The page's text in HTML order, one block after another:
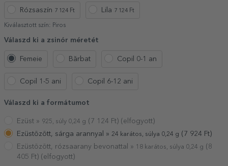
Rózsaszín 7 124 Ft Lila 7 124 Ft
Kiválasztott szín: Piros
Válaszd ki a zsinór méretét
Femeie Bărbat Copil 0-1 an
Copil 1-5 ani Copil 6-12 ani
Válaszd ki a formátumot
Ezüst » 925, súly 0,24 g ( 7 124 Ft) (elfogyott)
Ezüstözött, sárga arannyal » 24 karátos, súlya 0,24 g ( 7 924 Ft)
Ezüstözött, rózsaarany bevonattal » 18 karátos, súlya 0,24 g ( 8
405 Ft) (elfogyott)